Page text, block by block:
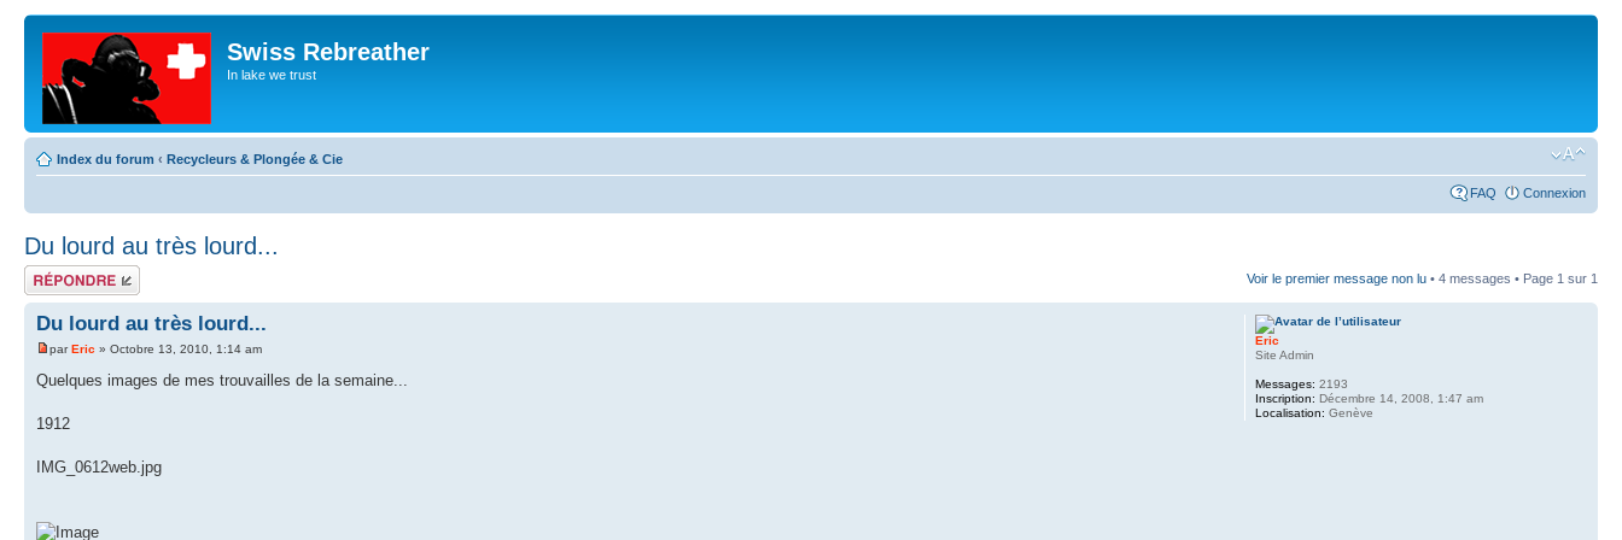
Swiss Rebreather
In lake we trust
Index du forum ‹ Recycleurs & Plongée & Cie
FAQ Connexion
Du lourd au très lourd...
Répondre Voir le premier message non lu • 4 messages • Page 1 sur 1
Du lourd au très lourd...
parEric » Octobre 13, 2010, 1:14 am
Quelques images de mes trouvailles de la semaine...
1912
IMG_0612web.jpg
Eric
Site Admin
Messages: 2193
Inscription: Décembre 14, 2008, 1:47 am
Localisation: Genève